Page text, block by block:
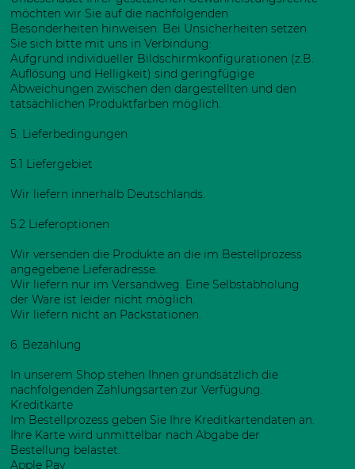
möchten wir Sie auf die nachfolgenden
Besonderheiten hinweisen. Bei Unsicherheiten setzen
Sie sich bitte mit uns in Verbindung:
Aufgrund individueller Bildschirmkonfigurationen (z.B.
Auflösung und Helligkeit) sind geringfügige
Abweichungen zwischen den dargestellten und den
tatsächlichen Produktfarben möglich.
5. Lieferbedingungen
5.1 Liefergebiet
Wir liefern innerhalb Deutschlands.
5.2 Lieferoptionen
Wir versenden die Produkte an die im Bestellprozess
angegebene Lieferadresse.
Wir liefern nur im Versandweg. Eine Selbstabholung
der Ware ist leider nicht möglich.
Wir liefern nicht an Packstationen.
6. Bezahlung
In unserem Shop stehen Ihnen grundsätzlich die
nachfolgenden Zahlungsarten zur Verfügung.
Kreditkarte
Im Bestellprozess geben Sie Ihre Kreditkartendaten an.
Ihre Karte wird unmittelbar nach Abgabe der
Bestellung belastet.
Apple Pay